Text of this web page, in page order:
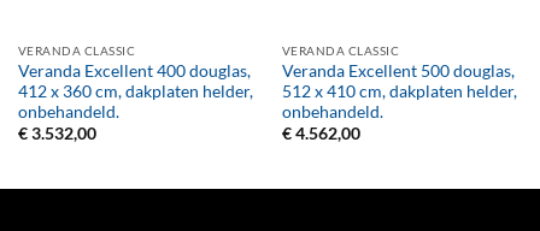
VERANDA CLASSIC
Veranda Excellent 400 douglas,
412 x 360 cm, dakplaten helder,
onbehandeld.
€3.532,00
VERANDA CLASSIC
Veranda Excellent 500 douglas,
512 x 410 cm, dakplaten helder,
onbehandeld.
€4.562,00